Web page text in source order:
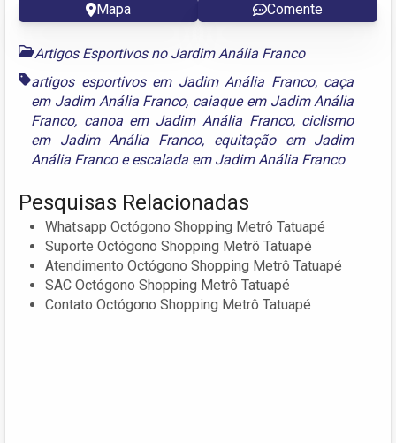
Mapa Comente
Artigos Esportivos no Jardim Anália Franco
artigos esportivos em Jadim Anália Franco, caça
em Jadim Anália Franco, caiaque em Jadim Anália
Franco, canoa em Jadim Anália Franco, ciclismo
em Jadim Anália Franco, equitação em Jadim
Anália Francoeescalada em Jadim Anália Franco
Pesquisas Relacionadas
Whatsapp Octógono Shopping Metrô Tatuapé
Suporte Octógono Shopping Metrô Tatuapé
Atendimento Octógono Shopping Metrô Tatuapé
SAC Octógono Shopping Metrô Tatuapé
Contato Octógono Shopping Metrô Tatuapé